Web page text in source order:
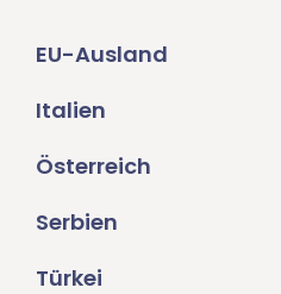
EU-Ausland
Italien
Österreich
Serbien
Türkei